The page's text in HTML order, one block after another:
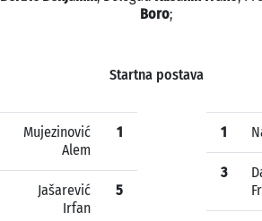
Boro;
Startna postava
Mujezinović
Alem
1
Jašarević
Irfan
5
1
3